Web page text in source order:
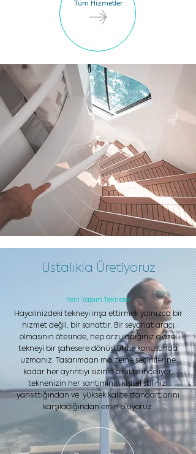
Tüm Hizmetler
Ustalıkla Üretiyoruz
Yeni Yapım Tekneler
Hayalinizdeki tekneyi inşa ettirmek yalnızca bir
hizmet değil, bir sanattır. Bir seyahat aracı
olmasının ötesinde, hep arzuladığınız o özel
tekneyi bir şahesere dönüştürme konusunda
uzmanız. Tasarımdan malzeme seçimlerine
kadar her ayrıntıyı sizinle birlikte inceliyor,
teknenizin her santiminin kişisel stilinizi
yansıttığından ve yüksek kalite standartlarını
karşıladığından emin oluyoruz.